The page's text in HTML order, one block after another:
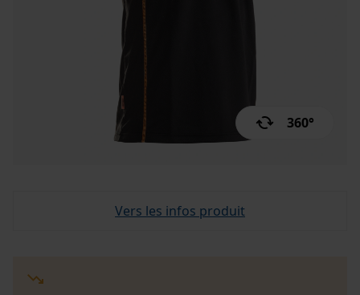
360°
Vers les infos produit